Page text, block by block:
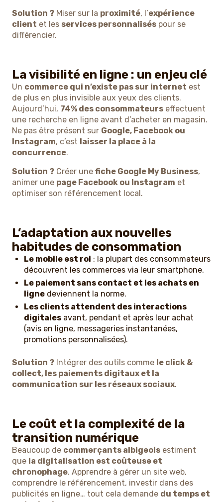
Solution ? Miser sur la proximité, l’expérience
client et les services personnalisés pour se
différencier.
La visibilité en ligne : un enjeu clé
Un commerce qui n’existe pas sur internet est
de plus en plus invisible aux yeux des clients.
Aujourd’hui, 74% des consommateurs effectuent
une recherche en ligne avant d’acheter en magasin.
Ne pas être présent sur Google, Facebook ou
Instagram, c’est laisser la place à la
concurrence.
Solution ? Créer une fiche Google My Business,
animer une page Facebook ou Instagram et
optimiser son référencement local.
L’adaptation aux nouvelles
habitudes de consommation
Le mobile est roi : la plupart des consommateurs
découvrent les commerces via leur smartphone.
Le paiement sans contact et les achats en
ligne deviennent la norme.
Les clients attendent des interactions
digitales avant, pendant et après leur achat
(avis en ligne, messageries instantanées,
promotions personnalisées).
Solution ? Intégrer des outils comme le click &
collect, les paiements digitaux et la
communication sur les réseaux sociaux.
Le coût et la complexité de la
transition numérique
Beaucoup de commerçants albigeois estiment
que la digitalisation est coûteuse et
chronophage. Apprendre à gérer un site web,
comprendre le référencement, investir dans des
publicités en ligne… tout cela demande du temps et